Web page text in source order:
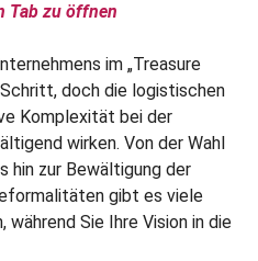
Tab zu öffnen
im „Treasure
doch die logistischen
Komplexität bei der
wirken. Von der Wahl
hin zur Bewältigung der
gibt es viele
Sie Ihre Vision in die